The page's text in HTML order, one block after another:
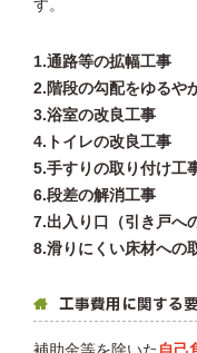
す。
1.通路等の拡幅工事
2.階段の勾配をゆるや
3.浴室の改良工事
4.トイレの改良工事
5.手すりの取り付け工
6.段差の解消工事
7.出入り口（引き戸へ
8.滑りにくい床材への
工事費用に関する